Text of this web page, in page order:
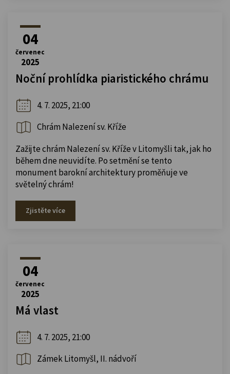
04
červenec
2025
Noční prohlídka piaristického chrámu
4. 7. 2025, 21:00
Chrám Nalezení sv. Kříže
Zažijte chrám Nalezení sv. Kříže v Litomyšli tak, jak ho
během dne neuvidíte. Po setmění se tento
monument barokní architektury proměňuje ve
světelný chrám!
Zjistěte více
04
červenec
2025
Má vlast
4. 7. 2025, 21:00
Zámek Litomyšl, II. nádvoří